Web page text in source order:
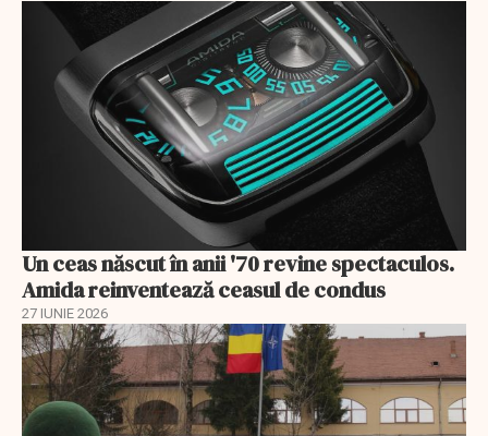
Un ceas născut în anii '70 revine spectaculos.
Amida reinventează ceasul de condus
27 IUNIE 2026